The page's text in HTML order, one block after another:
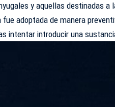
y aquellas destinadas a
fue adoptada de manera
intentar introducir una